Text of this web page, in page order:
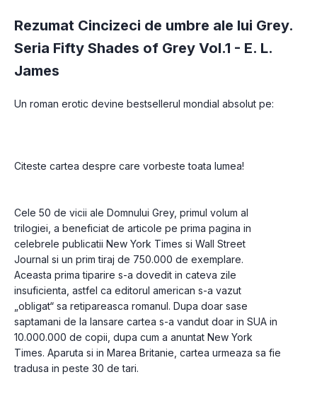
Rezumat Cincizeci de umbre ale lui Grey.
Seria Fifty Shades of Grey Vol.1 - E. L.
James
Cele 50 de vicii ale Domnului Grey, primul volum al
trilogiei, a beneficiat de articole pe prima pagina in
celebrele publicatii New York Times si Wall Street
Journal si un prim tiraj de 750.000 de exemplare.
Aceasta prima tiparire s-a dovedit in cateva zile
insuficienta, astfel ca editorul american s-a vazut
„obligat“ sa retipareasca romanul. Dupa doar sase
saptamani de la lansare cartea s-a vandut doar in SUA in
10.000.000 de copii, dupa cum a anuntat New York
Times. Aparuta si in Marea Britanie, cartea urmeaza sa fie